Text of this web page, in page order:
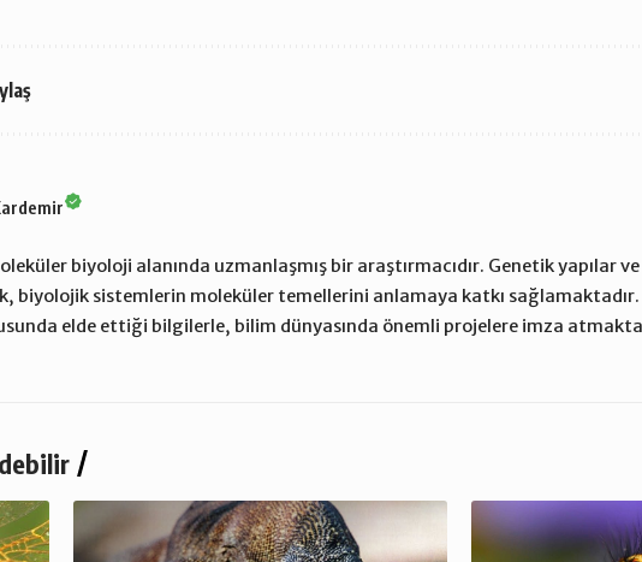
biyoloji alanında uzmanlaşmış bir araştırmacıdır. Genetik yapılar
biyolojik sistemlerin moleküler temellerini anlamaya katkı
elde ettiği bilgilerle, bilim dünyasında önemli projelere imza